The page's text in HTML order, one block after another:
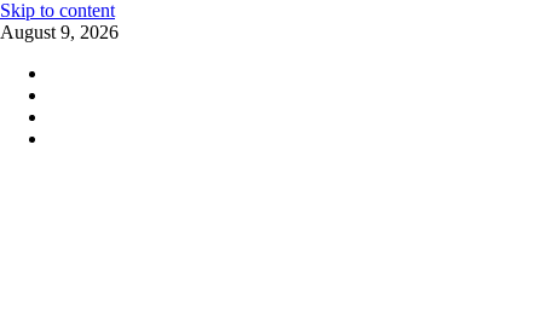
Skip to content
August 9, 2026